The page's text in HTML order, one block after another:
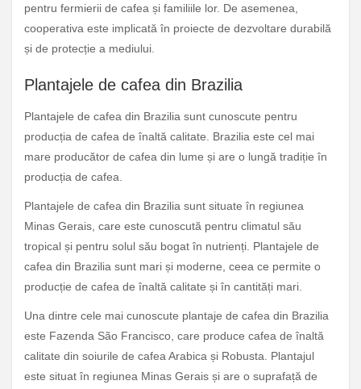
pentru fermierii de cafea și familiile lor. De asemenea,
cooperativa este implicată în proiecte de dezvoltare durabilă
și de protecție a mediului.
Plantajele de cafea din Brazilia
Plantajele de cafea din Brazilia sunt cunoscute pentru
producția de cafea de înaltă calitate. Brazilia este cel mai
mare producător de cafea din lume și are o lungă tradiție în
producția de cafea.
Plantajele de cafea din Brazilia sunt situate în regiunea
Minas Gerais, care este cunoscută pentru climatul său
tropical și pentru solul său bogat în nutrienți. Plantajele de
cafea din Brazilia sunt mari și moderne, ceea ce permite o
producție de cafea de înaltă calitate și în cantități mari.
Una dintre cele mai cunoscute plantaje de cafea din Brazilia
este Fazenda São Francisco, care produce cafea de înaltă
calitate din soiurile de cafea Arabica și Robusta. Plantajul
este situat în regiunea Minas Gerais și are o suprafață de